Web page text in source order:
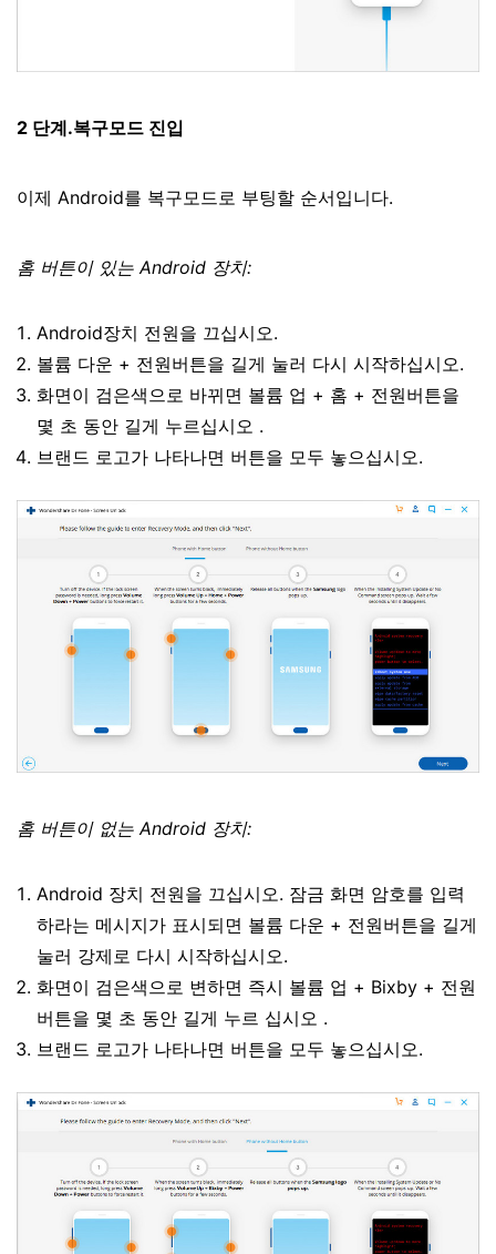
2 단계.복구모드 진입
이제 Android를 복구모드로 부팅할 순서입니다.
홈 버튼이 있는 Android 장치:
Android장치 전원을 끄십시오.
볼륨 다운 + 전원버튼을 길게 눌러 다시 시작하십시오.
화면이 검은색으로 바뀌면 볼륨 업 + 홈 + 전원버튼을
몇 초 동안 길게 누르십시오 .
브랜드 로고가 나타나면 버튼을 모두 놓으십시오.
홈 버튼이 없는 Android 장치:
Android 장치 전원을 끄십시오. 잠금 화면 암호를 입력
하라는 메시지가 표시되면 볼륨 다운 + 전원버튼을 길게
눌러 강제로 다시 시작하십시오.
화면이 검은색으로 변하면 즉시 볼륨 업 + Bixby + 전원
버튼을 몇 초 동안 길게 누르 십시오 .
브랜드 로고가 나타나면 버튼을 모두 놓으십시오.